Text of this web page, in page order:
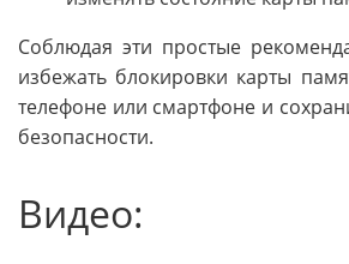
Соблюдая эти простые
избежать блокировки карты
телефоне или смартфоне и
безопасности.
Видео: